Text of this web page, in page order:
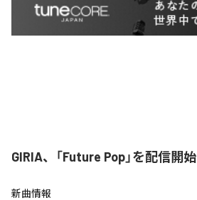
GIRIA、「Future Pop」を配信開始
新曲情報